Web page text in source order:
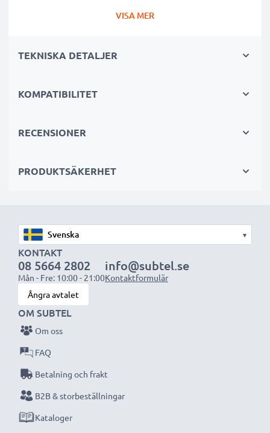
Certifierad säkerhet– CE- och RoHS-godkänd med
✔Kompakt & lätt – Perfekt storlek för kameraväskan
laddningskabel och strömadapter
Snabba laddningstider
OBS:För bästa prestanda och livslängd, ladda
batterierna fullt innan första användning.
Missa aldrig ett ögonblick med denna smarta,
kompakta LCD-batteriladdare från CELLONIC.
Beställ nu med snabb leverans och 3 års garanti!
VISA MER
TEKNISKA DETALJER
KOMPATIBILITET
RECENSIONER
PRODUKTSÄKERHET
▾
KONTAKT
08 5664 2802
Mån - Fre: 10:00 - 21:00
info@subtel.se
Kontaktformulär
Ångra avtalet
OM SUBTEL
Om oss
FAQ
Betalning och frakt
B2B & storbeställningar
Kataloger